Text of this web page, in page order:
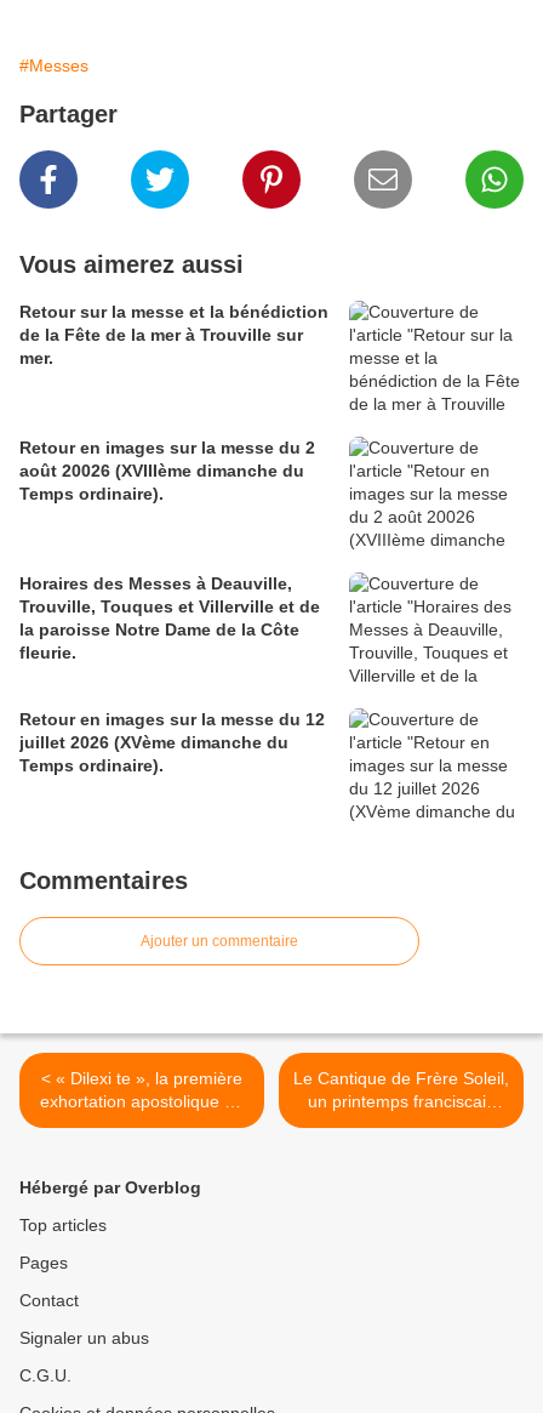
#Messes
Partager
Vous aimerez aussi
Retour sur la messe et la bénédiction
de la Fête de la mer à Trouville sur
mer.
Retour en images sur la messe du 2
août 20026 (XVIIIème dimanche du
Temps ordinaire).
Horaires des Messes à Deauville,
Trouville, Touques et Villerville et de
la paroisse Notre Dame de la Côte
fleurie.
Retour en images sur la messe du 12
juillet 2026 (XVème dimanche du
Temps ordinaire).
Commentaires
Ajouter un commentaire
< « Dilexi te », la première
exhortation apostolique de
Léon XIV sera publiée le 9
Le Cantique de Frère Soleil,
un printemps franciscain
pour le monde. >
Hébergé par Overblog
Top articles
Pages
Contact
Signaler un abus
C.G.U.